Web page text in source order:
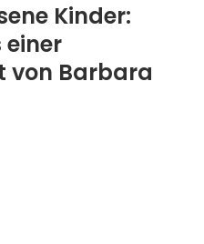
Kinder:
einer
von Barbara